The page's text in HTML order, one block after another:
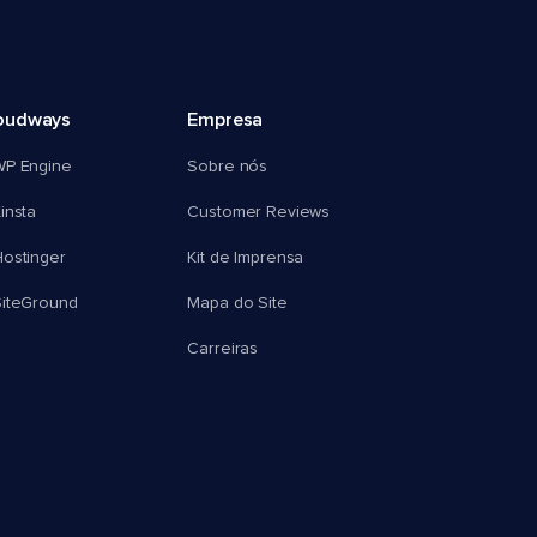
Engine
Empresa
Sobre nós
Customer Reviews
Kit de Imprensa
Mapa do Site
Carreiras